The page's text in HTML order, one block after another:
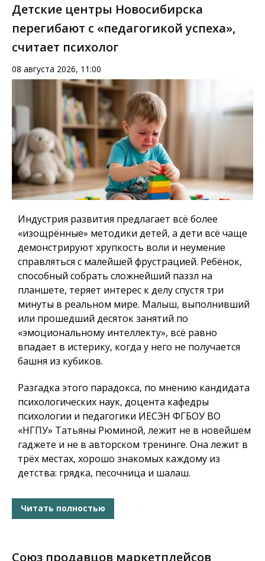
Детские центры Новосибирска
перегибают с «педагогикой успеха»,
считает психолог
08 августа 2026, 11:00
Индустрия развития предлагает всё более
«изощрённые» методики детей, а дети всё чаще
демонстрируют хрупкость воли и неумение
справляться с малейшей фрустрацией. Ребёнок,
способный собрать сложнейший паззл на
планшете, теряет интерес к делу спустя три
минуты в реальном мире. Малыш, выполнивший
или прошедший десяток занятий по
«эмоциональному интеллекту», всё равно
впадает в истерику, когда у него не получается
башня из кубиков.
Разгадка этого парадокса, по мнению кандидата
психологических наук, доцента кафедры
психологии и педагогики ИЕСЭН ФГБОУ ВО
«НГПУ» Татьяны Рюминой, лежит не в новейшем
гаджете и не в авторском тренинге. Она лежит в
трёх местах, хорошо знакомых каждому из
детства: грядка, песочница и шалаш.
Читать полностью
Союз продавцов маркетплейсов